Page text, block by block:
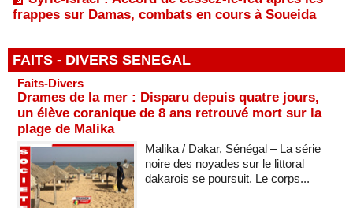
frappes sur Damas, combats en cours à Soueida
FAITS - DIVERS SENEGAL
Faits-Divers
Drames de la mer : Disparu depuis quatre jours,
un élève coranique de 8 ans retrouvé mort sur la
plage de Malika
Malika / Dakar, Sénégal – La série
noire des noyades sur le littoral
dakarois se poursuit. Le corps...